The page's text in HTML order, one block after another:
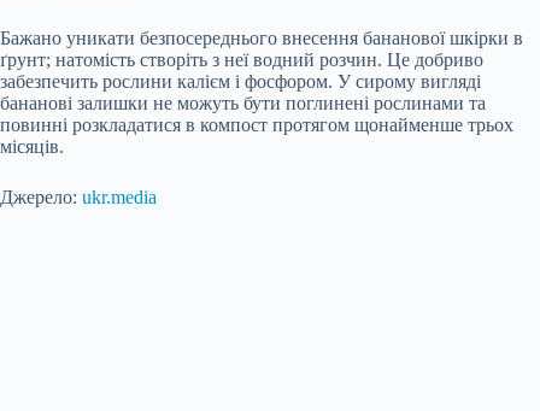
Бажано уникати безпосереднього внесення бананової шкірки в
ґрунт; натомість створіть з неї водний розчин. Це добриво
забезпечить рослини калієм і фосфором. У сирому вигляді
бананові залишки не можуть бути поглинені рослинами та
повинні розкладатися в компост протягом щонайменше трьох
місяців.
Джерело: ukr.media